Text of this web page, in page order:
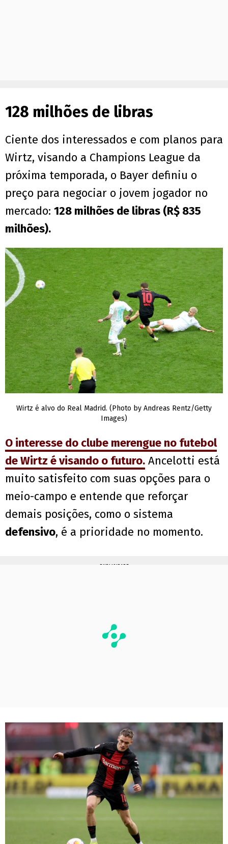
128 milhões de libras
Ciente dos interessados e com planos para
Wirtz, visando a Champions League da
próxima temporada, o Bayer definiu o
preço para negociar o jovem jogador no
mercado: 128 milhões de libras (R$ 835
milhões).
Wirtz é alvo do Real Madrid. (Photo by Andreas Rentz/Getty
Images)
O interesse do clube merengue no futebol
de Wirtz é visando o futuro. Ancelotti está
muito satisfeito com suas opções para o
meio-campo e entende que reforçar
demais posições, como o sistema
defensivo, é a prioridade no momento.
PUBLICIDADE